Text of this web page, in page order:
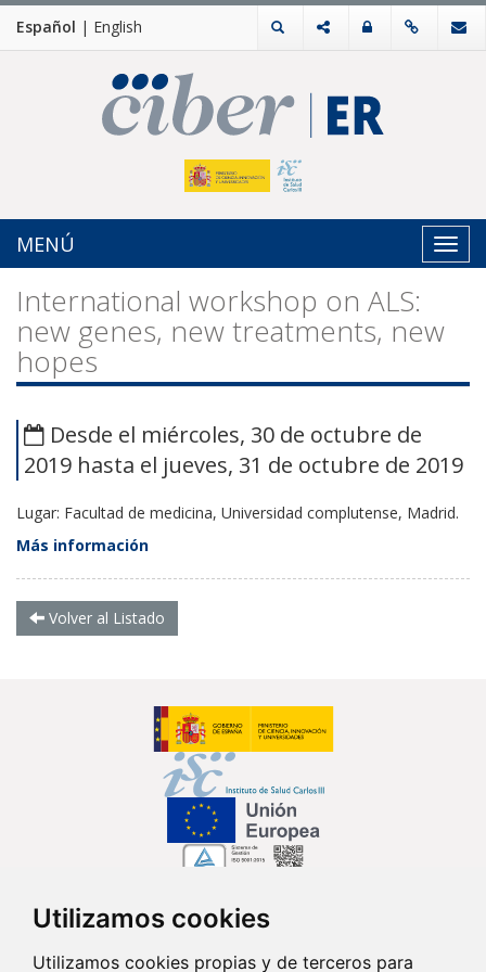
Utilizamos cookies
Utilizamos cookies propias y de terceros para
Español | English
MENÚ
International workshop on ALS:
new genes, new treatments, new
hopes
Desde el miércoles, 30 de octubre de
2019 hasta el jueves, 31 de octubre de 2019
Lugar: Facultad de medicina, Universidad complutense, Madrid.
Más información
Volver al Listado
Síguenos en...